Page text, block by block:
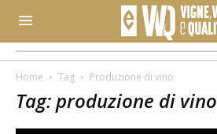
Home Tag Produzione di vino
Tag: produzione di vino